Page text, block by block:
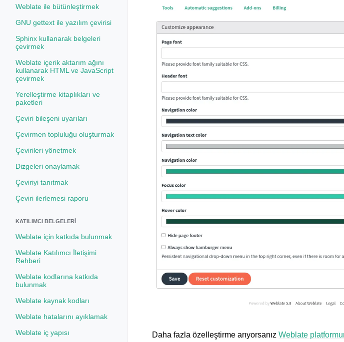
Weblate ile bütünleştirmek
GNU gettext ile yazılım çevirisi
Sphinx kullanarak belgeleri
çevirmek
Weblate içerik aktarım ağını
kullanarak HTML ve JavaScript
çevirmek
Yerelleştirme kitaplıkları ve
paketleri
Çeviri bileşeni uyarıları
Çevirmen topluluğu oluşturmak
Çevirileri yönetmek
Dizgeleri onaylamak
Çeviriyi tanıtmak
Çeviri ilerlemesi raporu
KATILIMCI BELGELERI
Weblate için katkıda bulunmak
Weblate Katılımcı İletişimi
Rehberi
Weblate kodlarına katkıda
bulunmak
Weblate kaynak kodları
Weblate hatalarını ayıklamak
Weblate iç yapısı
Daha fazla özelleştirme arıyorsanız Weblate